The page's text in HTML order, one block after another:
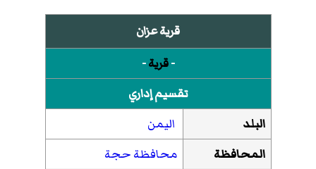
قرية عزان
-قرية-
تقسيم إداري
البلد
اليمن
المحافظة
محافظة حجة